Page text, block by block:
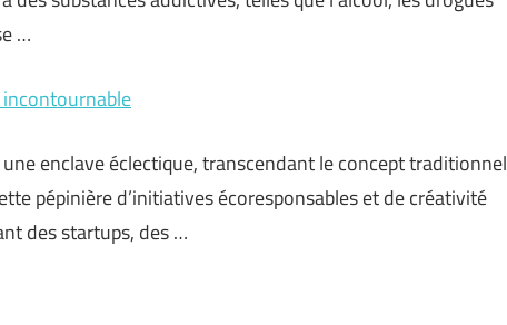
…
enclave éclectique, transcendant le concept traditionnel
pépinière d’initiatives écoresponsables et de créativité
des startups, des …